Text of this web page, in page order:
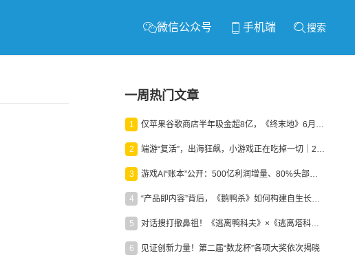
微信公众号 手机端 搜索
一周热门文章
1 仅苹果谷歌商店半年吸金超8亿，《终末地》6月份收入显著回暖
2 端游“复活”，出海狂飙，小游戏正在吃掉一切｜2026上半年产业报告
3 游戏AI“账本”公开：500亿利润增量、80%头部入局，谁在闷声发财？
4 “产品即内容”背后，《鹅鸭杀》如何构建自生长生态？
5 对话搜打撤鼻祖！《逃离鸭科夫》×《逃离塔科夫》官方线下沙龙落幕
6 见证创新力量！第二届“数龙杯”各项大奖依次揭晓